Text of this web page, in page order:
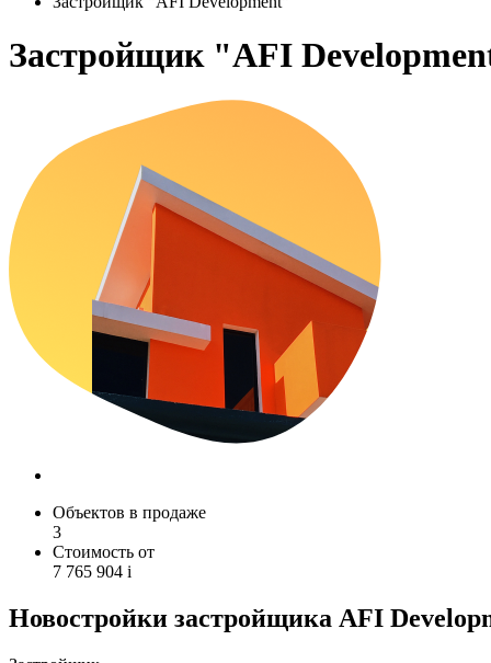
Застройщик "AFI
Объектов в продаже
3
Стоимость от
7 765 904 i
Новостройки застройщика AFI